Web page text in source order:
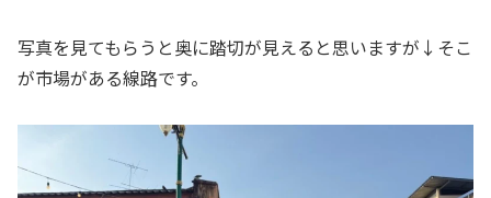
写真を見てもらうと奥に踏切が見えると思いますが↓そこ
が市場がある線路です。